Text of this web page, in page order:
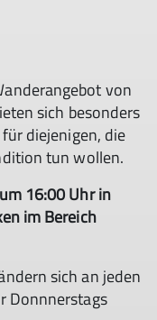
von
sich besonders
diejenigen, die
tun wollen.
16:00 Uhr in
im Bereich
sich an jeden
Donnnerstags